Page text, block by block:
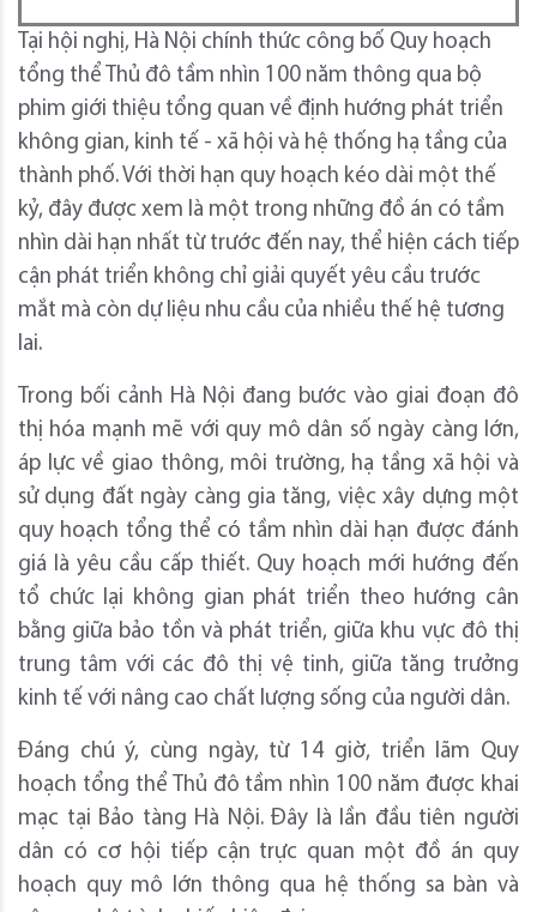
Tại hội nghị, Hà Nội chính thức công bố Quy hoạch
tổng thể Thủ đô tầm nhìn 100 năm thông qua bộ
phim giới thiệu tổng quan về định hướng phát triển
không gian, kinh tế - xã hội và hệ thống hạ tầng của
thành phố. Với thời hạn quy hoạch kéo dài một thế
kỷ, đây được xem là một trong những đồ án có tầm
nhìn dài hạn nhất từ trước đến nay, thể hiện cách tiếp
cận phát triển không chỉ giải quyết yêu cầu trước
mắt mà còn dự liệu nhu cầu của nhiều thế hệ tương
lai.
Trong bối cảnh Hà Nội đang bước vào giai đoạn đô
thị hóa mạnh mẽ với quy mô dân số ngày càng lớn,
áp lực về giao thông, môi trường, hạ tầng xã hội và
sử dụng đất ngày càng gia tăng, việc xây dựng một
quy hoạch tổng thể có tầm nhìn dài hạn được đánh
giá là yêu cầu cấp thiết. Quy hoạch mới hướng đến
tổ chức lại không gian phát triển theo hướng cân
bằng giữa bảo tồn và phát triển, giữa khu vực đô thị
trung tâm với các đô thị vệ tinh, giữa tăng trưởng
kinh tế với nâng cao chất lượng sống của người dân.
Đáng chú ý, cùng ngày, từ 14 giờ, triển lãm Quy
hoạch tổng thể Thủ đô tầm nhìn 100 năm được khai
mạc tại Bảo tàng Hà Nội. Đây là lần đầu tiên người
dân có cơ hội tiếp cận trực quan một đồ án quy
hoạch quy mô lớn thông qua hệ thống sa bàn và